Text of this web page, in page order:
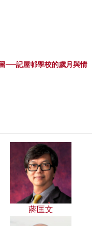
──記屋邨學校的歲月與情
蔣匡文